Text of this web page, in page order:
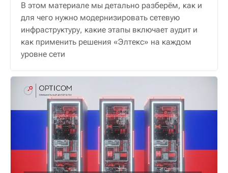
В этом материале мы детально разберём, как и
для чего нужно модернизировать сетевую
инфраструктуру, какие этапы включает аудит и
как применить решения «Элтекс» на каждом
уровне сети